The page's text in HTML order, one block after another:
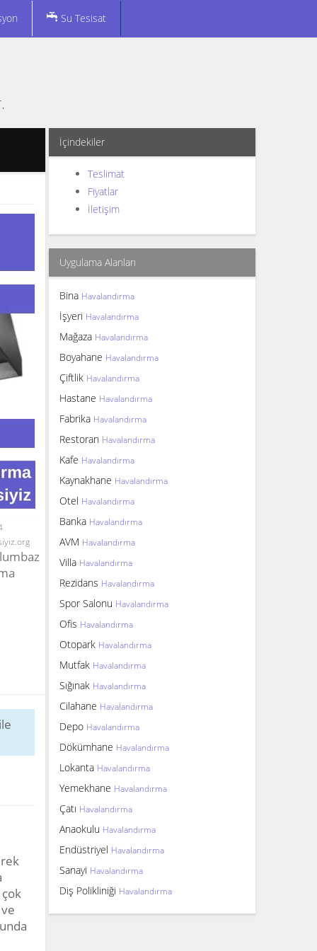
Su Tesisat
İçindekiler
Teslimat
Fiyatlar
İletişim
Uygulama Alanları
Bina Havalandırma
İşyeri Havalandırma
Mağaza Havalandırma
Boyahane Havalandırma
Çiftlik Havalandırma
Hastane Havalandırma
Fabrika Havalandırma
Restoran Havalandırma
Kafe Havalandırma
Kaynakhane Havalandırma
Otel Havalandırma
Banka Havalandırma
AVM Havalandırma
Villa Havalandırma
Rezidans Havalandırma
Spor Salonu Havalandırma
Ofis Havalandırma
Otopark Havalandırma
Mutfak Havalandırma
Sığınak Havalandırma
Cilahane Havalandırma
Depo Havalandırma
Dökümhane Havalandırma
Lokanta Havalandırma
Yemekhane Havalandırma
Çatı Havalandırma
Anaokulu Havalandırma
Endüstriyel Havalandırma
Sanayi Havalandırma
Diş Polikliniği Havalandırma